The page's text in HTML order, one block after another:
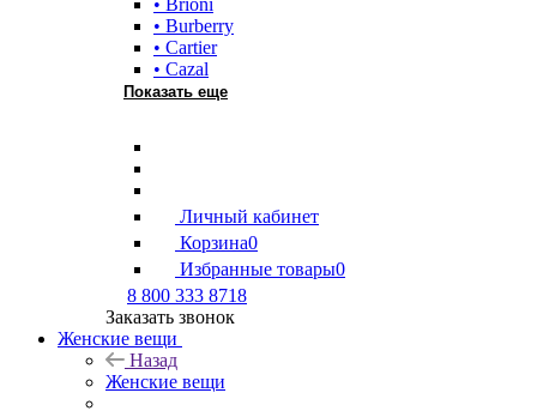
• Brioni
• Burberry
• Cartier
• Cazal
Показать еще
Личный кабинет
Корзина0
Избранные товары0
8 800 333 8718
Заказать звонок
Женские вещи
Назад
Женские вещи